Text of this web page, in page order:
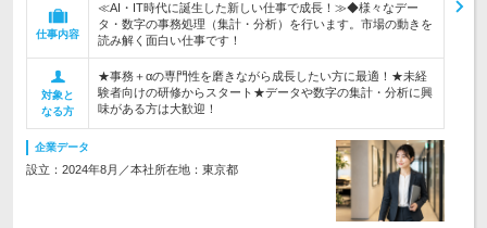
仕事内容
≪AI・IT時代に誕生した新しい仕事で成長！≫◆様々なデー
タ・数字の事務処理（集計・分析）を行います。市場の動きを
読み解く面白い仕事です！
対象と
なる方
★事務＋αの専門性を磨きながら成長したい方に最適！★未経
験者向けの研修からスタート★データや数字の集計・分析に興
味がある方は大歓迎！
企業データ
設立：2024年8月／本社所在地：東京都